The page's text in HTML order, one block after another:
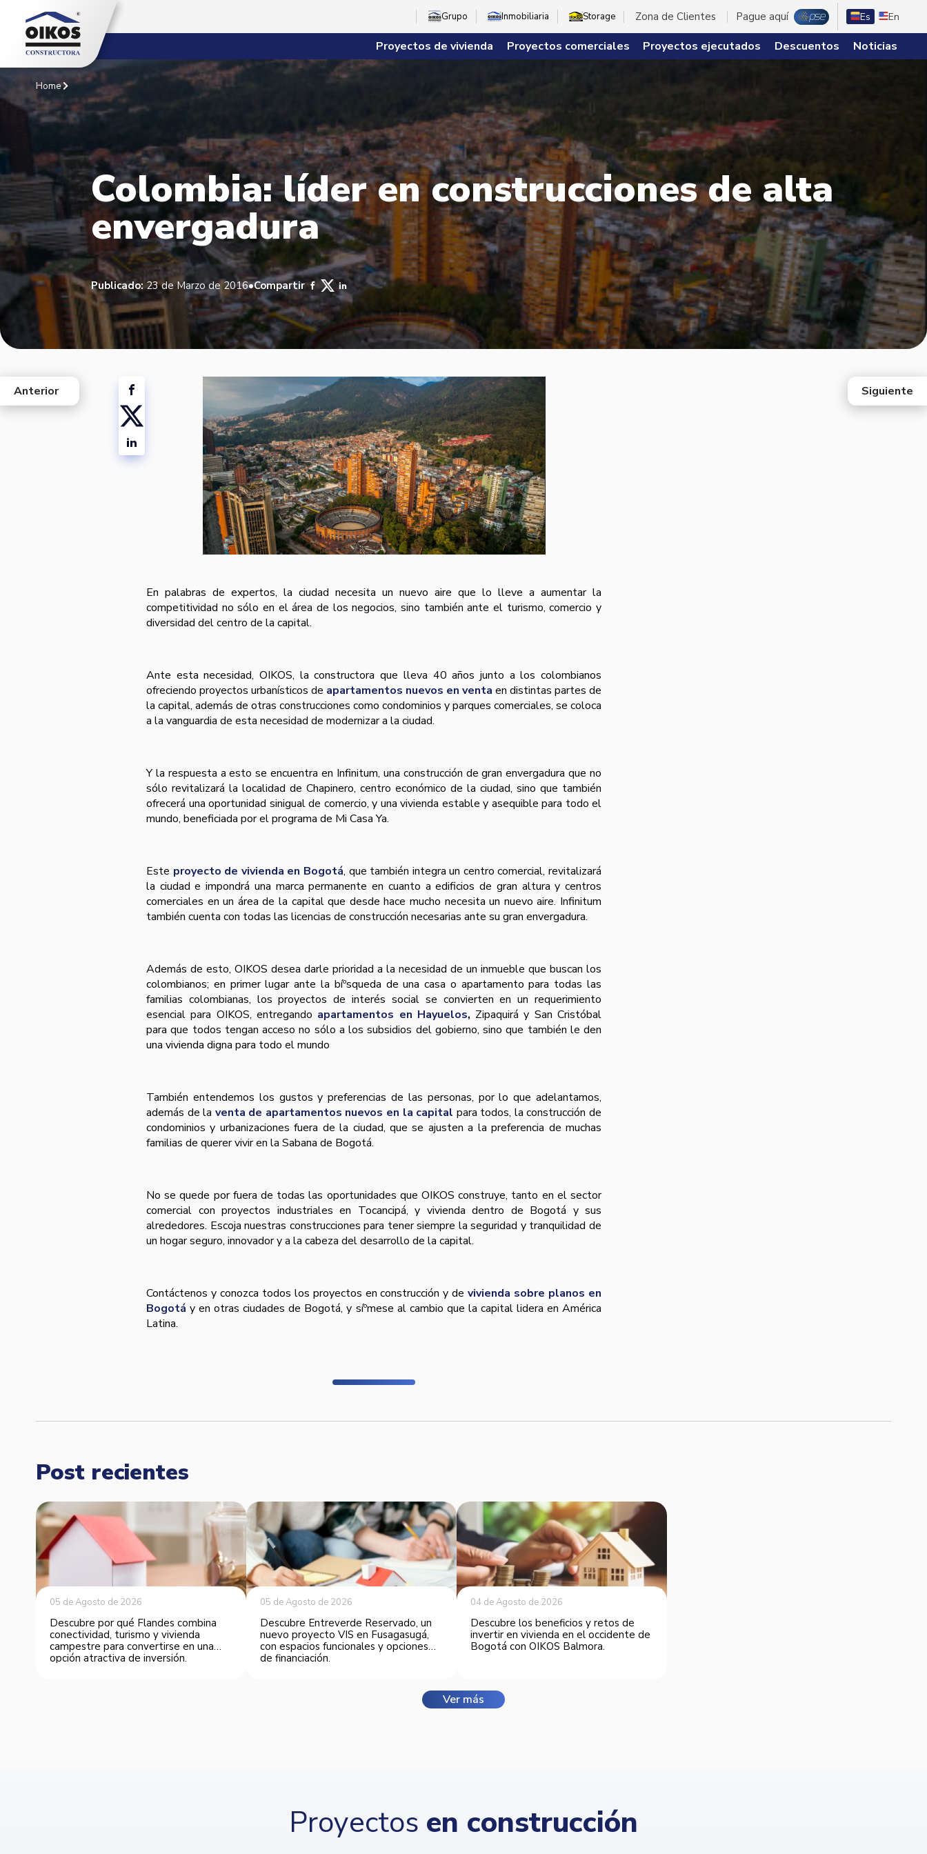
Grupo Inmobiliaria Storage Zona de Clientes Pague aquí Es En
Proyectos de vivienda Proyectos comerciales Proyectos ejecutados Descuentos Noticias
Home
Colombia: líder en construcciones de alta
envergadura
Publicado:23 de Marzo de 2016•Compartir
En palabras de expertos, la ciudad necesita un nuevo aire que lo lleve a aumentar la
competitividad no sólo en el área de los negocios, sino también ante el turismo, comercio y
diversidad del centro de la capital.
Ante esta necesidad, OIKOS, la constructora que lleva 40 años junto a los colombianos
ofreciendo proyectos urbaní­sticos de apartamentos nuevos en venta en distintas partes de
la capital, además de otras construcciones como condominios y parques comerciales, se coloca
a la vanguardia de esta necesidad de modernizar a la ciudad.
Y la respuesta a esto se encuentra en Infinitum, una construcción de gran envergadura que no
sólo revitalizará la localidad de Chapinero, centro económico de la ciudad, sino que también
ofrecerá una oportunidad sinigual de comercio, y una vivienda estable y asequible para todo el
mundo, beneficiada por el programa de Mi Casa Ya.
Este proyecto de vivienda en Bogotá, que también integra un centro comercial, revitalizará
la ciudad e impondrá una marca permanente en cuanto a edificios de gran altura y centros
comerciales en un área de la capital que desde hace mucho necesita un nuevo aire. Infinitum
también cuenta con todas las licencias de construcción necesarias ante su gran envergadura.
Además de esto, OIKOS desea darle prioridad a la necesidad de un inmueble que buscan los
colombianos; en primer lugar ante la bíºsqueda de una casa o apartamento para todas las
familias colombianas, los proyectos de interés social se convierten en un requerimiento
esencial para OIKOS, entregando apartamentos en Hayuelos, Zipaquirá y San Cristóbal
para que todos tengan acceso no sólo a los subsidios del gobierno, sino que también le den
una vivienda digna para todo el mundo
También entendemos los gustos y preferencias de las personas, por lo que adelantamos,
además de la venta de apartamentos nuevos en la capital para todos, la construcción de
condominios y urbanizaciones fuera de la ciudad, que se ajusten a la preferencia de muchas
familias de querer vivir en la Sabana de Bogotá.
No se quede por fuera de todas las oportunidades que OIKOS construye, tanto en el sector
comercial con proyectos industriales en Tocancipá, y vivienda dentro de Bogotá y sus
alrededores. Escoja nuestras construcciones para tener siempre la seguridad y tranquilidad de
un hogar seguro, innovador y a la cabeza del desarrollo de la capital.
Contáctenos y conozca todos los proyectos en construcción y devivienda sobre planos en
Bogotá y en otras ciudades de Bogotá, y síºmese al cambio que la capital lidera en América
Latina.
west
Anterior Siguiente
Post recientes
05 de Agosto de 2026
Descubre por qué Flandes combina
conectividad, turismo y vivienda
campestre para convertirse en una
opción atractiva de inversión.
05 de Agosto de 2026
Descubre Entreverde Reservado, un
nuevo proyecto VIS en Fusagasugá,
con espacios funcionales y opciones
de financiación.
04 de Agosto de 2026
Descubre los beneficios y retos de
invertir en vivienda en el occidente de
Bogotá con OIKOS Balmora.
Ver más
Proyectos en construcción